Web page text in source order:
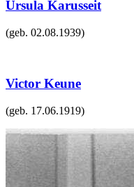
Ursula Karusseit
(geb. 02.08.1939)
Victor Keune
(geb. 17.06.1919)